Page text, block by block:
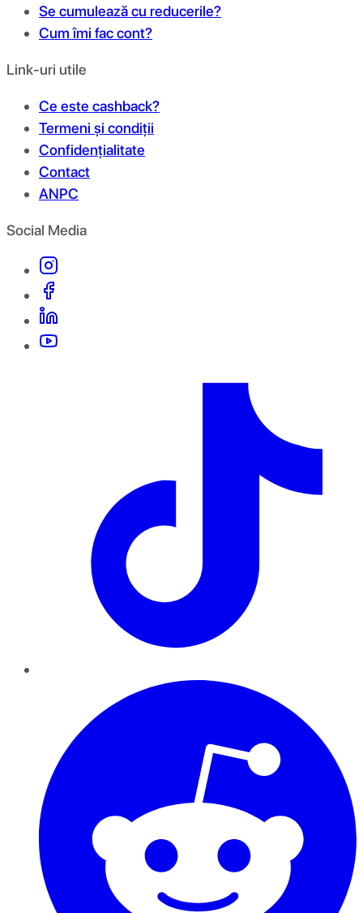
Se cumulează cu reducerile?
Cum îmi fac cont?
Link-uri utile
Ce este cashback?
Termeni și condiții
Confidențialitate
Contact
ANPC
Social Media